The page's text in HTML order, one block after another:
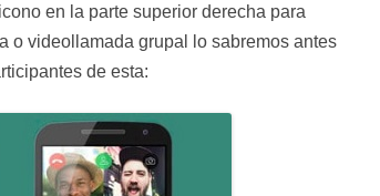
en la parte superior derecha para
o videollamada grupal lo sabremos antes
de esta: